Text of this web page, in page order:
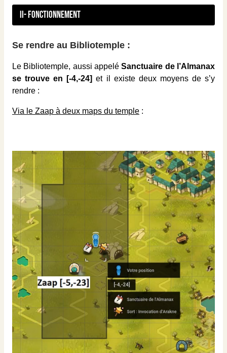
II- Fonctionnement
Se rendre au Bibliotemple :
Le Bibliotemple, aussi appeléSanctuaire de l’Almanax
se trouve en [-4,-24] et il existe deux moyens de s’y
rendre :
Via le Zaap à deux maps du temple :